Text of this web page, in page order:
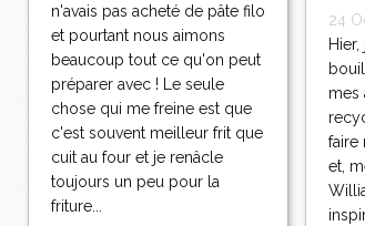
n'avais pas acheté de pâte filo
et pourtant nous aimons
beaucoup tout ce qu'on peut
préparer avec ! Le seule
chose qui me freine est que
c'est souvent meilleur frit que
cuit au four et je renâcle
toujours un peu pour la
friture...
24
mes
faire
et,